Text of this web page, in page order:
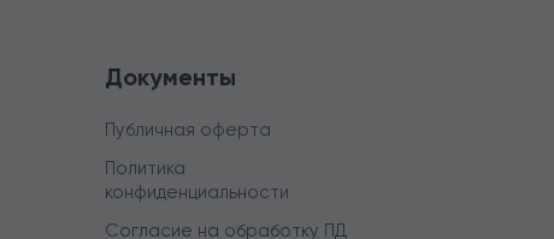
Документы
Публичная оферта
Политика
конфиденциальности
Согласие на обработку ПД